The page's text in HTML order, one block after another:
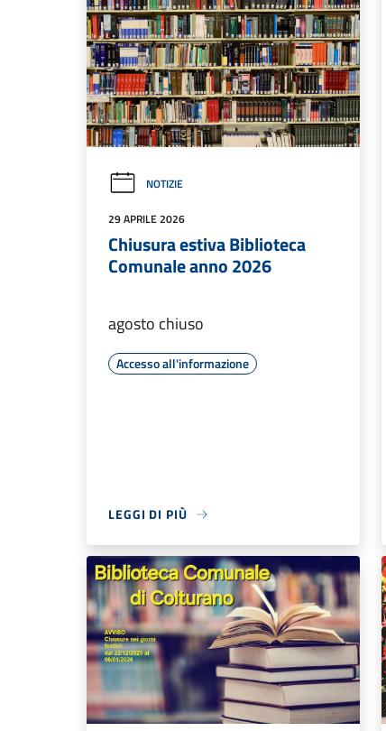
NOTIZIE
29 APRILE 2026
Chiusura estiva Biblioteca
Comunale anno 2026
agosto chiuso
Accesso all'informazione
LEGGI DI PIÙ